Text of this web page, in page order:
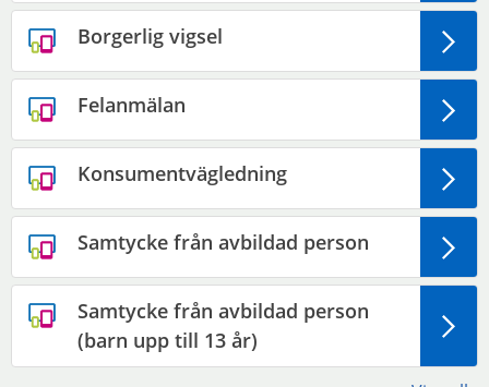
Borgerlig vigsel
Felanmälan
Konsumentvägledning
Samtycke från avbildad person
Samtycke från avbildad person
(barn upp till 13 år)